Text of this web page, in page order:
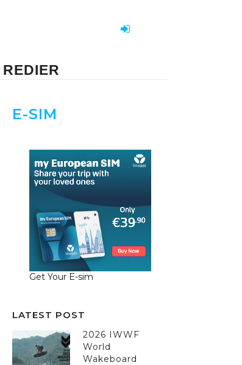
E-SIM
Get Your E-sim
LATEST POST
2026 IWWF
World
Wakeboard